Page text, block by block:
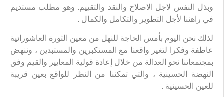
وبذل النفس لاجل الاصلاح والنقد والتقييم. وهو مطلب مستديم
في راهننا لأجل التطوير والتكامل والكمال .
لذلك نحن اليوم بأمس الحاجة للنهل من معين الثورة العاشورائية
عاطفة وفكرا لتغير واقعنا مع المستكبرين والمستبدين ، وننهض
بمجتمعاتنا نحو العدالة من خلال إعادة قولية المعايير والقيم وفق
النهضة الحسينية ، والتي تمكننا من النظر للواقع بعين قريبة
للعين الحسينية .